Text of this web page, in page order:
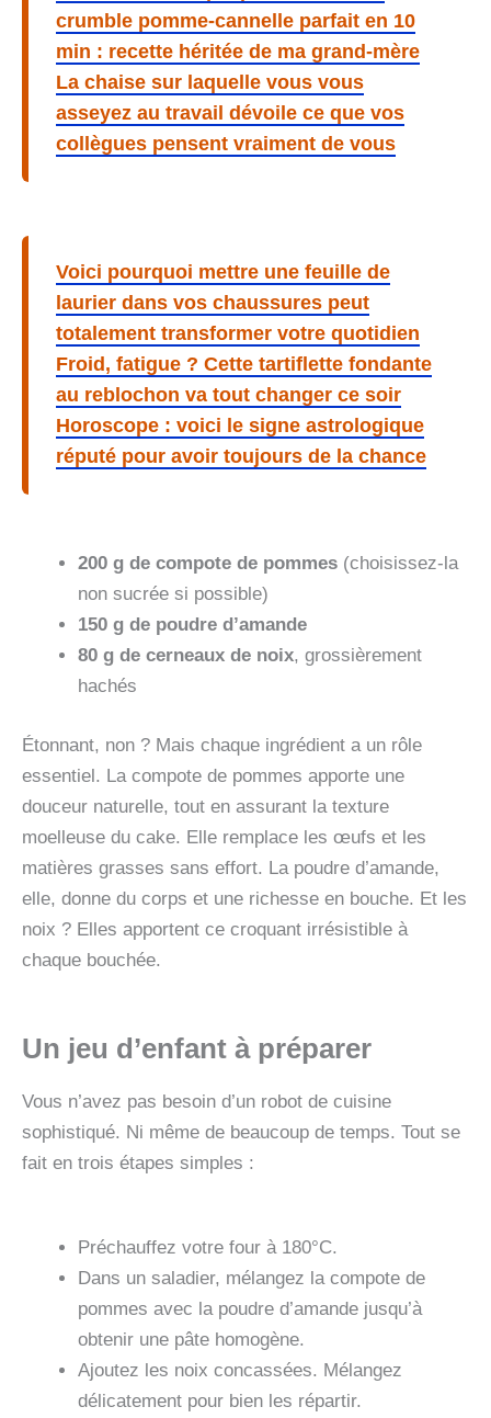
crumble pomme-cannelle parfait en 10
min : recette héritée de ma grand-mère
La chaise sur laquelle vous vous
asseyez au travail dévoile ce que vos
collègues pensent vraiment de vous
Voici pourquoi mettre une feuille de
laurier dans vos chaussures peut
totalement transformer votre quotidien
Froid, fatigue ? Cette tartiflette fondante
au reblochon va tout changer ce soir
Horoscope : voici le signe astrologique
réputé pour avoir toujours de la chance
200 g de compote de pommes (choisissez-la
non sucrée si possible)
150 g de poudre d’amande
80 g de cerneaux de noix, grossièrement
hachés
Étonnant, non ? Mais chaque ingrédient a un rôle
essentiel. La compote de pommes apporte une
douceur naturelle, tout en assurant la texture
moelleuse du cake. Elle remplace les œufs et les
matières grasses sans effort. La poudre d’amande,
elle, donne du corps et une richesse en bouche. Et les
noix ? Elles apportent ce croquant irrésistible à
chaque bouchée.
Un jeu d’enfant à préparer
Vous n’avez pas besoin d’un robot de cuisine
sophistiqué. Ni même de beaucoup de temps. Tout se
fait en trois étapes simples :
Préchauffez votre four à 180°C.
Dans un saladier, mélangez la compote de
pommes avec la poudre d’amande jusqu’à
obtenir une pâte homogène.
Ajoutez les noix concassées. Mélangez
délicatement pour bien les répartir.